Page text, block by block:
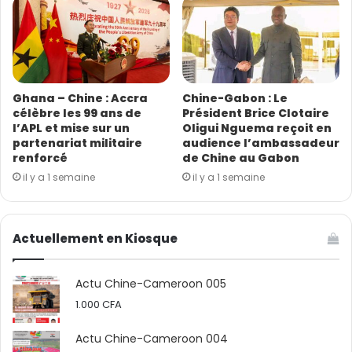
gouvernance climatique internationale, a ajouté M.
Wang.
Notant que des responsabilités justes et communes,
mais différenciées, doivent être respectées, M. Wang a
appelé les pays développés à assumer leurs
responsabilités historiques, à s’acquitter sérieusement
de leurs obligations et à fournir un soutien financier,
en développement, en particulier aux pays africains.
Ghana – Chine : Accra
célèbre les 99 ans de
l’APL et mise sur un
partenariat militaire
renforcé
il y a 1 semaine
Chine-Gabon : Le
Président Brice Clotaire
Oligui Nguema reçoit en
audience l’ambassadeur
de Chine au Gabon
il y a 1 semaine
Actuellement en Kiosque
Actu Chine-Cameroon 005
1.000 CFA
Actu Chine-Cameroon 004